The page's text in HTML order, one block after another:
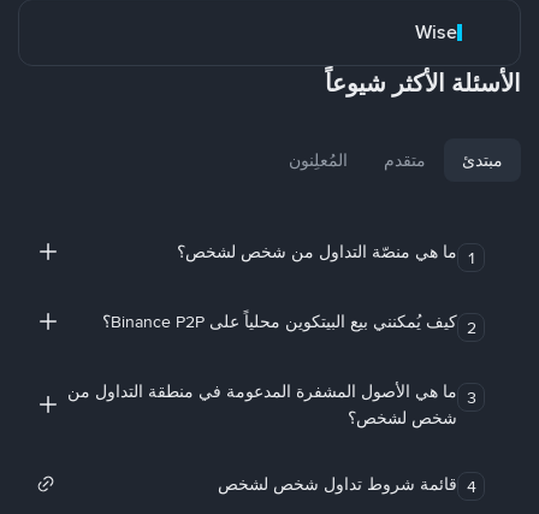
Wise
الأسئلة الأكثر شيوعاً
مبتدئ متقدم المُعلِنون
1 ما هي منصّة التداول من شخص لشخص؟
2 كيف يُمكنني بيع البيتكوين محلياً على Binance P2P؟
3 ما هي الأصول المشفرة المدعومة في منطقة التداول من
شخص لشخص؟
4 قائمة شروط تداول شخص لشخص